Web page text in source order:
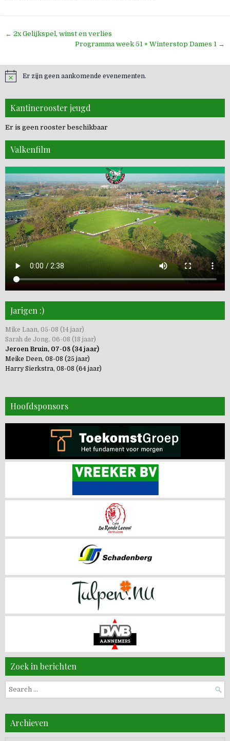
Bericht
← 2x Gelijkspel, winst en verlies
Programma week 51 + Winterstop Dames 1 →
Er zijn geen aankomende evenementen.
Kantinerooster jeugd
Er is geen rooster beschikbaar
Valkenfilm
Jarigen :)
Mike Laan, 05-08 (14 jaar)
Sarah de Jong, 06-08 (18 jaar)
Jeroen Bruin, 07-08 (34 jaar)
Meike Deen, 08-08 (25 jaar)
Harry Sierkstra, 08-08 (64 jaar)
Hoofdsponsors
Zoek in berichten
Search
for:
Archieven